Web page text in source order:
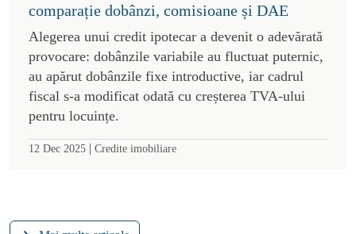
comparație dobânzi, comisioane și DAE
Alegerea unui credit ipotecar a devenit o adevărată
provocare: dobânzile variabile au fluctuat puternic,
au apărut dobânzile fixe introductive, iar cadrul
fiscal s-a modificat odată cu creșterea TVA-ului
pentru locuințe.
12 Dec 2025 | Credite imobiliare